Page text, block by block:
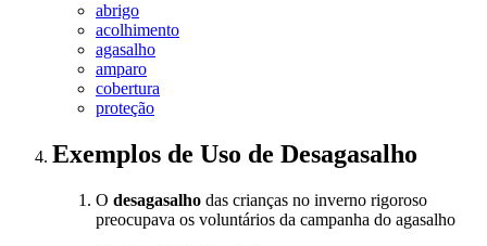
abrigo
acolhimento
agasalho
amparo
cobertura
proteção
Exemplos de Uso de Desagasalho
O desagasalho das crianças no inverno rigoroso
preocupava os voluntários da campanha do agasalho